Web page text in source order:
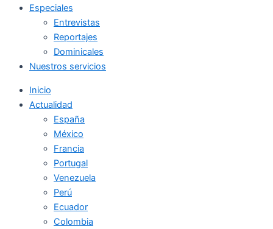
Especiales
Entrevistas
Reportajes
Dominicales
Nuestros servicios
Inicio
Actualidad
España
México
Francia
Portugal
Venezuela
Perú
Ecuador
Colombia